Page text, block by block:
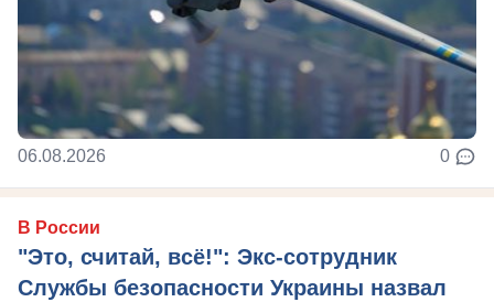
06.08.2026 0
В России
"Это, считай, всё!": Экс-сотрудник
Службы безопасности Украины назвал